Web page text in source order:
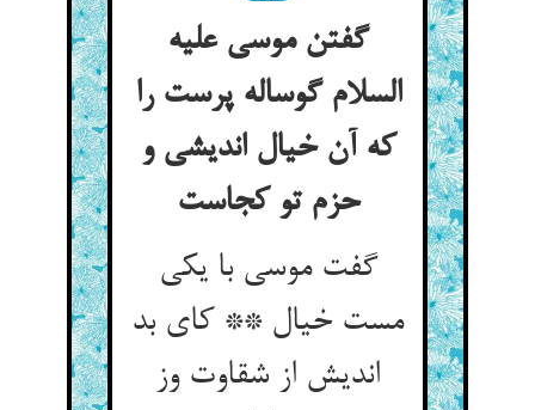
گفتن موسی علیه
السلام گوساله پرست را
که آن خیال اندیشی و
حزم تو کجاست‏
گفت موسی با یکی
مست خیال ** کای بد
اندیش از شقاوت وز